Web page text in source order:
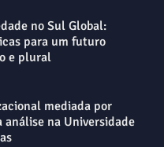
no Sul Global:
para um futuro
e plural
mediada por
análise na Universidade